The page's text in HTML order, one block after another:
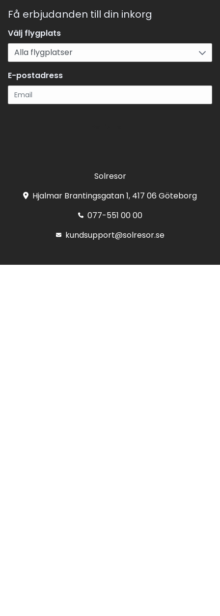
Få erbjudanden till din inkorg
Välj flygplats
E-postadress
Solresor
Hjalmar Brantingsgatan 1, 417 06 Göteborg
077-551 00 00
kundsupport@solresor.se